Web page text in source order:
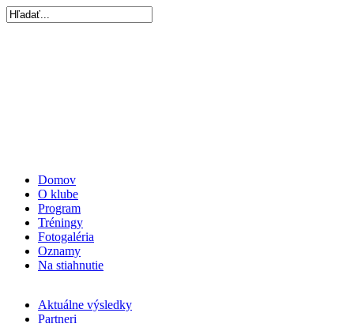
Domov
O klube
Program
Tréningy
Fotogaléria
Oznamy
Na stiahnutie
Aktuálne výsledky
Partneri